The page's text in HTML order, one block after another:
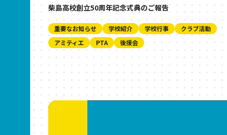
柴島高校創立50周年記念式典のご報告
重要なお知らせ 学校紹介 学校行事
クラブ活動
アミティエ
PTA 後援会